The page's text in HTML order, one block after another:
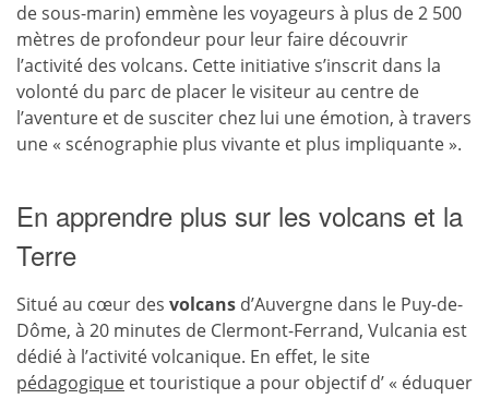
de sous-marin) emmène les voyageurs à plus de 2 500
mètres de profondeur pour leur faire découvrir
l’activité des volcans. Cette initiative s’inscrit dans la
volonté du parc de placer le visiteur au centre de
l’aventure et de susciter chez lui une émotion, à travers
une « scénographie plus vivante et plus impliquante ».
En apprendre plus sur les volcans et la
Terre
Situé au cœur des volcans d’Auvergne dans le Puy-de-
Dôme, à 20 minutes de Clermont-Ferrand, Vulcania est
dédié à l’activité volcanique. En effet, le site
pédagogique et touristique a pour objectif d’ « éduquer